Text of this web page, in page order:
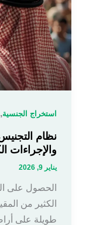
استخراج الجنسية,
نظام
والإجراءات
يناير 9, 2026
الحصول على
الكثير من
طويلة على